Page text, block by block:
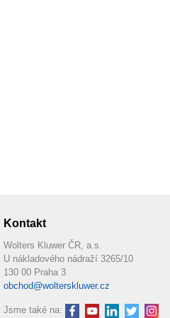
Kontakt
Wolters Kluwer ČR, a.s.
U nákladového nádraží 3265/10
130 00 Praha 3
obchod@wolterskluwer.cz
Jsme také na: